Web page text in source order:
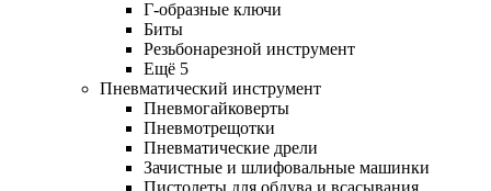
Г-образные ключи
Биты
Резьбонарезной инструмент
Ещё 5
Пневматический инструмент
Пневмогайковерты
Пневмотрещотки
Пневматические дрели
Зачистные и шлифовальные машинки